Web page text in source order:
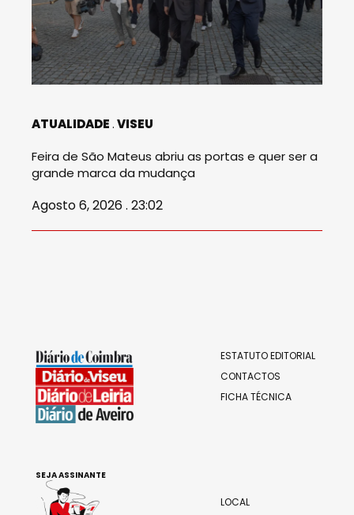
ATUALIDADE VISEU
Feira de São Mateus abriu as portas e quer ser a
grande marca da mudança
Agosto 6, 2026 . 23:02
ESTATUTO EDITORIAL
CONTACTOS
FICHA TÉCNICA
LOCAL
SEJA ASSINANTE